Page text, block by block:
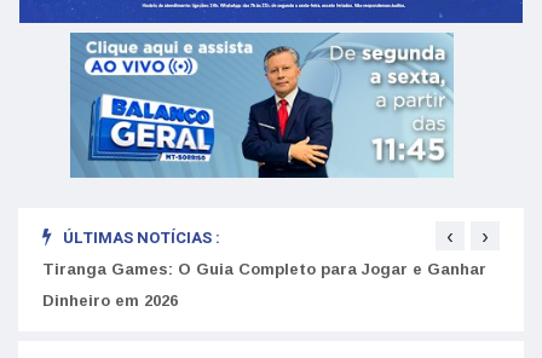
ÚLTIMAS NOTÍCIAS :
Tiranga Games: O Guia Completo para Jogar e Ganhar
Dinheiro em 2026
‹ ›